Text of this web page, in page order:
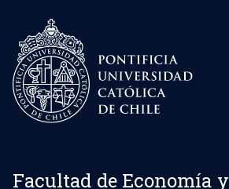
Facultad de Economía y